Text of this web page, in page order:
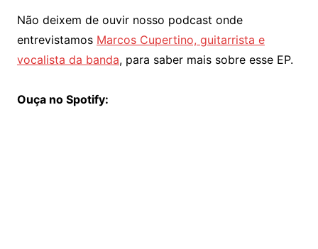
Não deixem de ouvir nosso podcast onde
entrevistamos Marcos Cupertino, guitarrista e
vocalista da banda, para saber mais sobre esse EP.
Ouça no Spotify: